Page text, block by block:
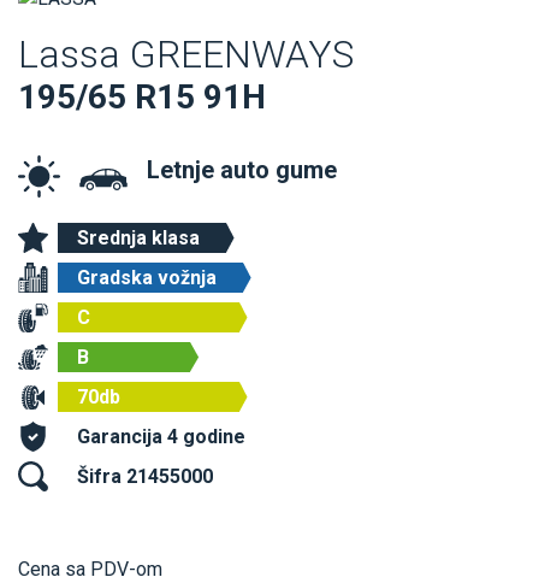
Lassa GREENWAYS
195/65 R15 91H
Letnje auto gume
Srednja klasa
Gradska vožnja
C
B
70db
Garancija 4 godine
Šifra 21455000
Cena sa PDV-om